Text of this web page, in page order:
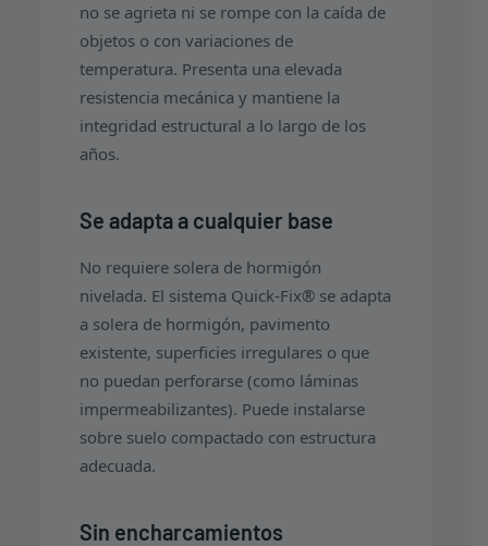
no se agrieta ni se rompe con la caída de
objetos o con variaciones de
temperatura. Presenta una elevada
resistencia mecánica y mantiene la
integridad estructural a lo largo de los
años.
Se adapta a cualquier base
No requiere solera de hormigón
nivelada. El sistema Quick-Fix® se adapta
a solera de hormigón, pavimento
existente, superficies irregulares o que
no puedan perforarse (como láminas
impermeabilizantes). Puede instalarse
sobre suelo compactado con estructura
adecuada.
Sin encharcamientos